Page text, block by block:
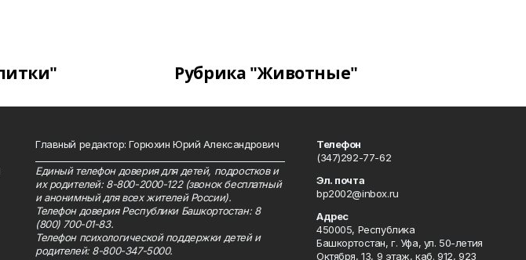
Рубрика "Животные"
Главный редактор: Горюхин Юрий Александрович
Единый телефон доверия для детей, подростков и
их родителей: 8-800-2000-122 (звонок бесплатный
и анонимный для всех жителей России).
Телефон доверия Республики Башкортостан: 8
(800) 700-01-83.
Телефон психологической поддержки детей и
родителей: 8-800-347-5000.
Телефон
(347)292-77-62
Эл. почта
bp2002@inbox.ru
Адрес
450005, Республика
Башкортостан, г. Уфа, ул. 50-летия
Октября, 13, 9 этаж, каб. 912, 923